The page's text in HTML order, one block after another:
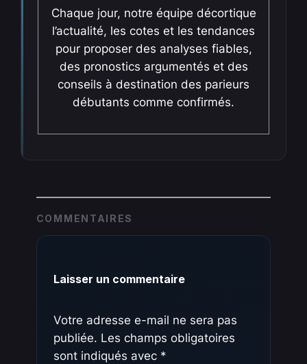
Chaque jour, notre équipe décortique
l’actualité, les cotes et les tendances
pour proposer des analyses fiables,
des pronostics argumentés et des
conseils à destination des parieurs
débutants comme confirmés.
COMMENTAIRES
Laisser un commentaire
Votre adresse e-mail ne sera pas
publiée. Les champs obligatoires
sont indiqués avec *